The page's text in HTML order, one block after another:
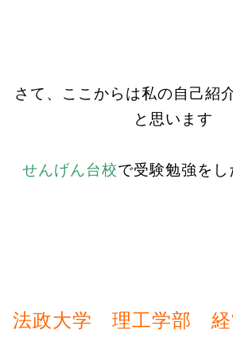
さて、ここからは私の自己紹
と思います
せんげん台校で受験勉強をし
法政大学 理工学部 経